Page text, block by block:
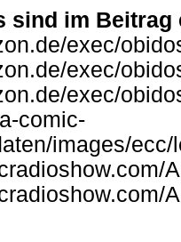
sind im Beitrag
exec/
exec/
exec/
comic-
images/